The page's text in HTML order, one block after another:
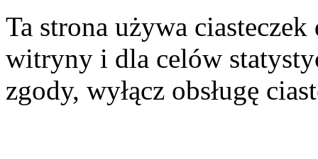
Ta strona używa
witryny i dla celów
zgody, wyłącz obsługę